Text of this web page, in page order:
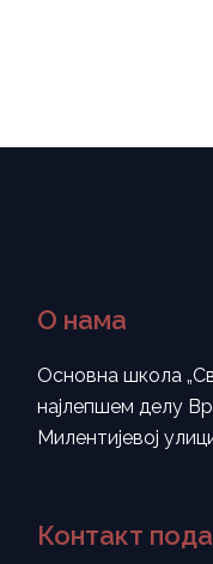
О нама
Основна школа
најлепшем делу
Милентијевој
Контакт